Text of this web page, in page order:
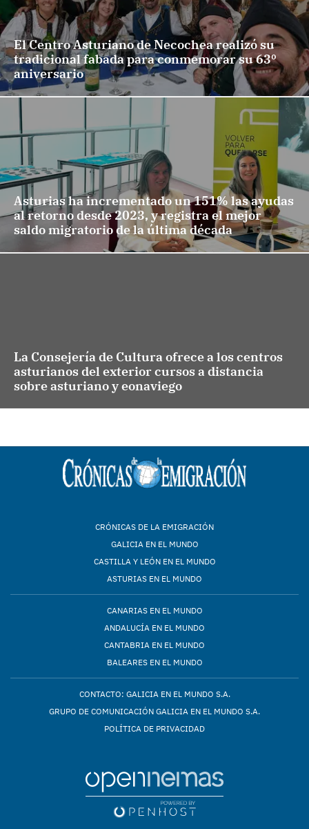
El Centro Asturiano de Necochea realizó su
tradicional fabada para conmemorar su 63º
aniversario
Asturias ha incrementado un 151% las ayudas
al retorno desde 2023, y registra el mejor
saldo migratorio de la última década
La Consejería de Cultura ofrece a los centros
asturianos del exterior cursos a distancia
sobre asturiano y eonaviego
CRÓNICAS DE LA EMIGRACIÓN
GALICIA EN EL MUNDO
CASTILLA Y LEÓN EN EL MUNDO
ASTURIAS EN EL MUNDO
CANARIAS EN EL MUNDO
ANDALUCÍA EN EL MUNDO
CANTABRIA EN EL MUNDO
BALEARES EN EL MUNDO
CONTACTO: GALICIA EN EL MUNDO S.A.
GRUPO DE COMUNICACIÓN GALICIA EN EL MUNDO S.A.
POLÍTICA DE PRIVACIDAD